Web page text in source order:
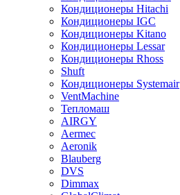
Кондиционеры Hitachi
Кондиционеры IGC
Кондиционеры Kitano
Кондиционеры Lessar
Кондиционеры Rhoss
Shuft
Кондиционеры Systemair
VentMachine
Тепломаш
AIRGY
Aermec
Aeronik
Blauberg
DVS
Dimmax